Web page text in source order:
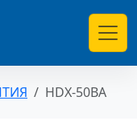
HDX-50BA